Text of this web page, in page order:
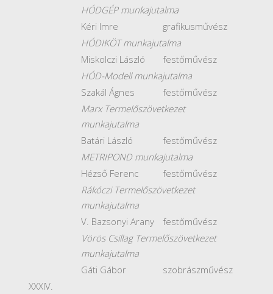
HÓDGÉP munkajutalma
Kéri Imre
grafikusművész
HÓDIKÖT munkajutalma
Miskolczi László
festőművész
HÓD-Modell munkajutalma
Szakál Ágnes
festőművész
Marx Termelőszövetkezet
munkajutalma
Batári László
festőművész
METRIPOND munkajutalma
Hézső Ferenc
festőművész
Rákóczi Termelőszövetkezet
munkajutalma
V. Bazsonyi Arany
festőművész
Vörös Csillag Termelőszövetkezet
munkajutalma
Gáti Gábor
szobrászművész
XXXIV.